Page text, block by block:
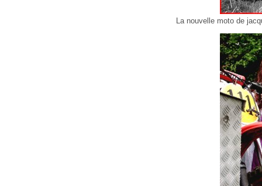
La nouvelle moto de